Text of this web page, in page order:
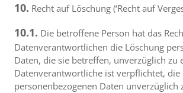
10. Recht auf Löschung (‘Recht auf
10.1. Die betroffene Person hat das
Datenverantwortlichen die Löschung
Daten, die sie betreffen, unverzüglich zu
Datenverantwortliche ist verpflichtet, die
personenbezogenen Daten unverzüglich